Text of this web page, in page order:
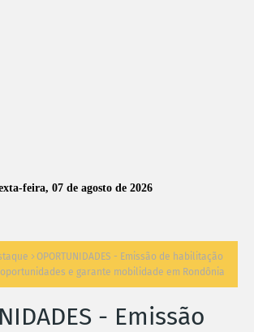
feira, 07 de agosto de 2026
OPORTUNIDADES - Emissão de habilitação
e garante mobilidade em Rondônia
- Emissão